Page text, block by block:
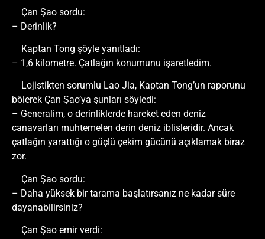
Çan Şao sordu:
– Derinlik?
Kaptan Tong şöyle yanıtladı:
– 1,6 kilometre. Çatlağın konumunu işaretledim.
Lojistikten sorumlu Lao Jia, Kaptan Tong’un raporunu
bölerek Çan Şao’ya şunları söyledi:
– Generalim, o derinliklerde hareket eden deniz
canavarları muhtemelen derin deniz iblisleridir. Ancak
çatlağın yarattığı o güçlü çekim gücünü açıklamak biraz
zor.
Çan Şao sordu:
– Daha yüksek bir tarama başlatırsanız ne kadar süre
dayanabilirsiniz?
Çan Şao emir verdi: